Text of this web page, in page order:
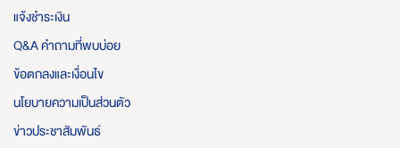
แจ้งชำระเงิน
Q&A คำถามที่พบบ่อย
ข้อตกลงและเงื่อนไข
นโยบายความเป็นส่วนตัว
ข่าวประชาสัมพันธ์